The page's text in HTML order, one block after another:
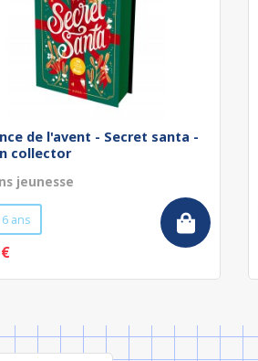
de l'avent - Secret santa -
collector
jeunesse
ans